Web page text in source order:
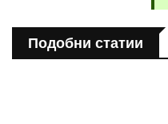
Подобни статии